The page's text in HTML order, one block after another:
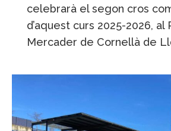
celebrarà el segon cros
d’aquest curs 2025-2026, al
Mercader de Cornellà de